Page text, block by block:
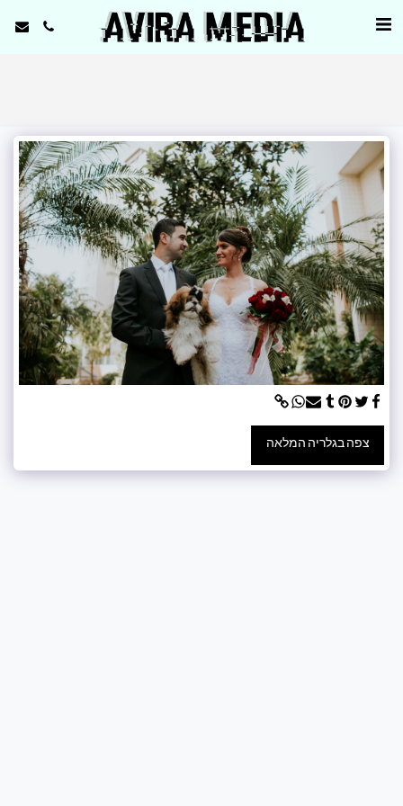
צפה בגלריה המלאה